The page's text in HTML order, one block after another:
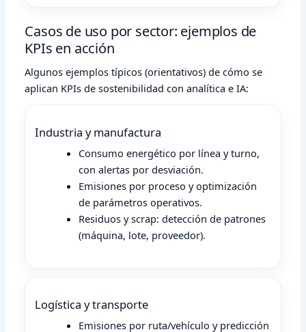
Casos de uso por sector: ejemplos de
KPIs en acción
Algunos ejemplos típicos (orientativos) de cómo se
aplican KPIs de sostenibilidad con analítica e IA:
Industria y manufactura
Consumo energético por línea y turno,
con alertas por desviación.
Emisiones por proceso y optimización
de parámetros operativos.
Residuos y scrap: detección de patrones
(máquina, lote, proveedor).
Logística y transporte
Emisiones por ruta/vehículo y predicción